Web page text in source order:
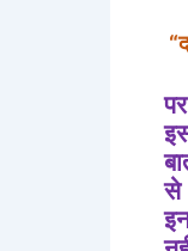
“
पर
से